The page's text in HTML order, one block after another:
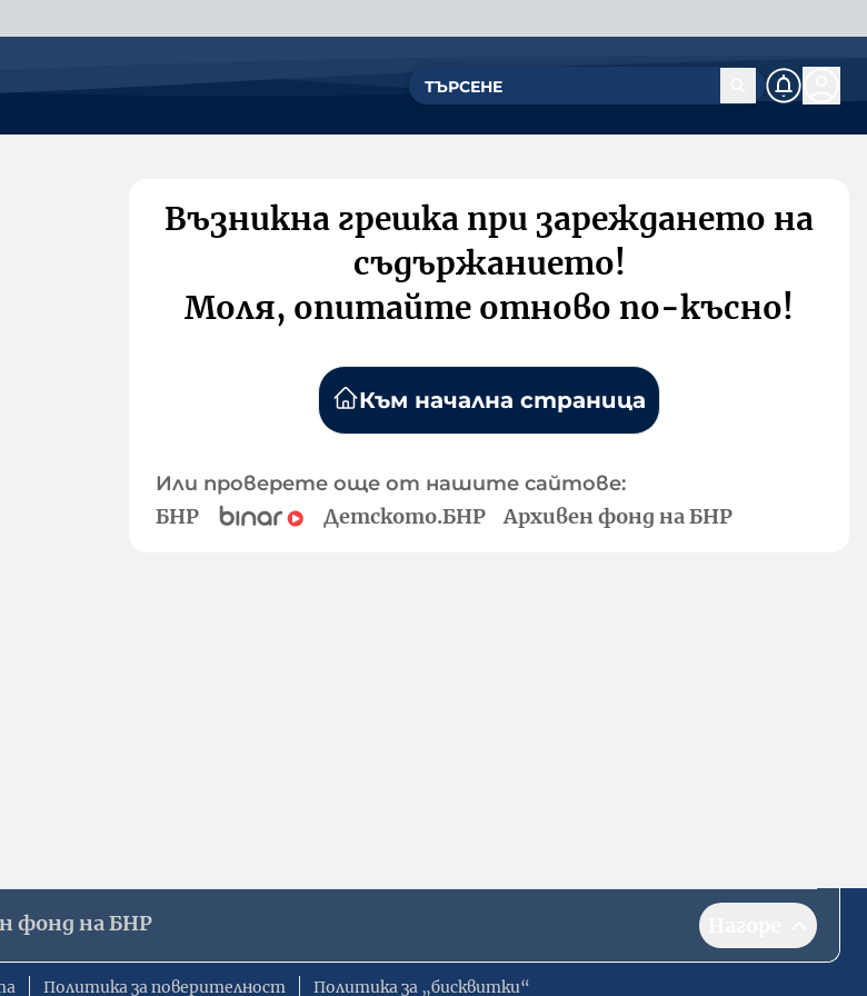
Възникна грешка при зареждането на
съдържанието!
Моля, опитайте отново по-късно!
Към начална страница
Или проверете още от нашите сайтове:
БНР Детското.БНР Архивен фонд на БНР
фонд на БНР
Политика за поверителност Политика за „бисквитки“